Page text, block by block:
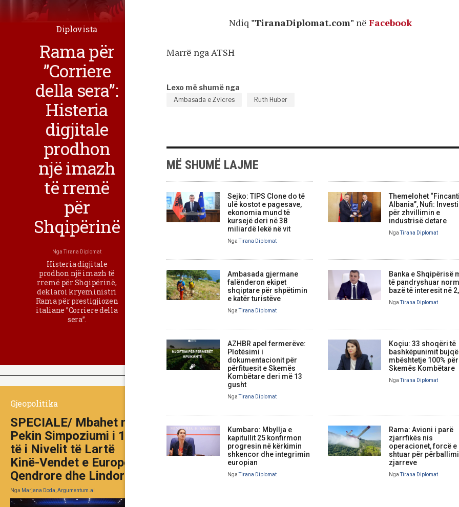
Ndiq "TiranaDiplomat.com" në Facebook
Marrë nga ATSH
Lexo më shumë nga
Ambasada e Zvicres Ruth Huber
MË SHUMË LAJME
Sejko: TIPS Clone do të
ulë kostot e pagesave,
ekonomia mund të
kursejë deri në 38
miliardë lekë në vit
NgaTirana Diplomat
Themelohet
Albania”, Nufi:
për zhvillimin e
industrisë detare
NgaTirana Diplomat
Ambasada gjermane
falënderon ekipet
shqiptare për shpëtimin
e katër turistëve
NgaTirana Diplomat
Banka e Shqipërisë
të pandryshuar
bazë të interesit në
NgaTirana Diplomat
AZHBR apel fermerëve:
Plotësimi i
dokumentacionit për
përfituesit e Skemës
Kombëtare deri më 13
gusht
NgaTirana Diplomat
Koçiu: 33 shoqëri të
bashkëpunimit
mbështetje 100%
Skemës Kombëtare
NgaTirana Diplomat
Kumbaro: Mbyllja e
kapitullit 25 konfirmon
progresin në kërkimin
shkencor dhe integrimin
europian
NgaTirana Diplomat
Rama: Avioni i parë
zjarrfikës nis
operacionet, forcë e
shtuar për
zjarreve
NgaTirana Diplomat
Diplovista
Rama për
”Corriere
della sera”:
Histeria
digjitale
prodhon
një imazh
të rremë
për
Shqipërinë
NgaTirana Diplomat
Histeria digjitale
prodhon një imazh të
rremë për Shqipërinë,
deklaroi kryeministri
Rama për prestigjiozen
italiane ”Corriere della
sera”.
Gjeopolitika
SPECIALE/ Mbahet në
Pekin Simpoziumi i 10-
të i Nivelit të Lartë
Kinë-Vendet e Europës
Qendrore dhe Lindore
Nga Marjana Doda, Argumentum.al